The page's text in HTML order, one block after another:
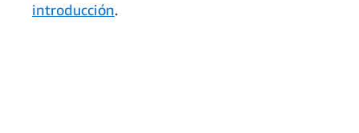
introducción.